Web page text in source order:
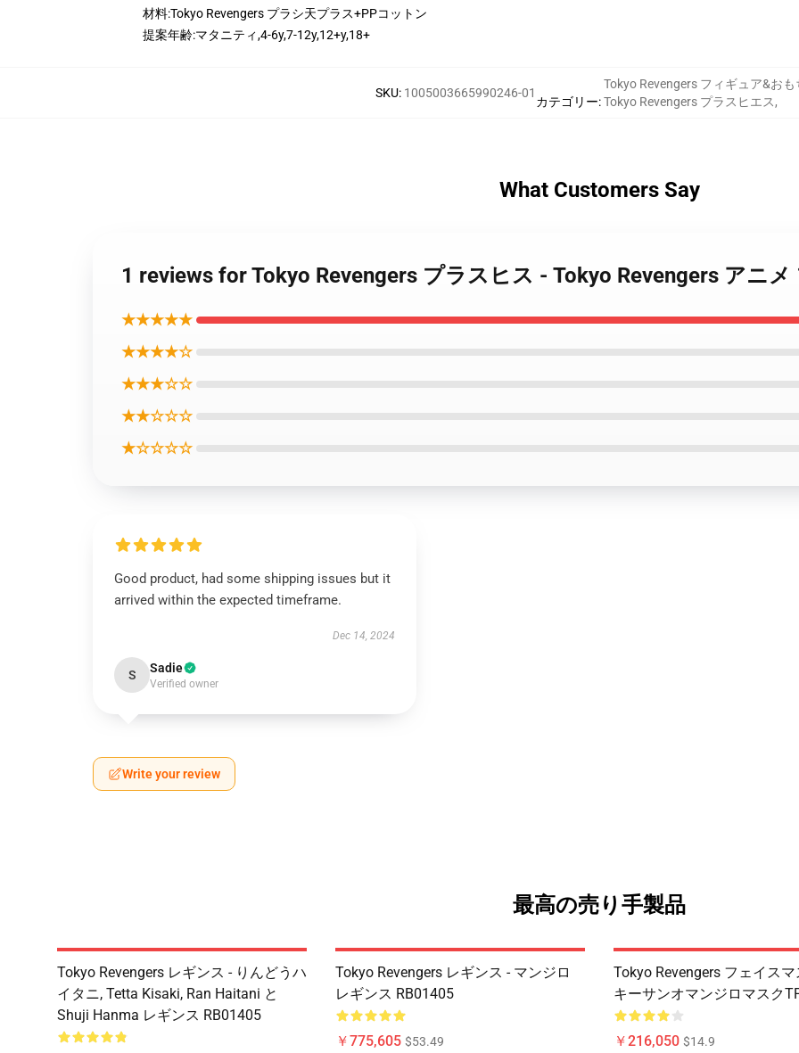
材料:Tokyo Revengers プラシ天プラス+PPコットン
提案年齢:マタニティ,4-6y,7-12y,12+y,18+
SKU: 1005003665990246-01
カテゴリー:
Tokyo Revengers フィギュア&おも
Tokyo Revengers プラスヒエス,
What Customers Say
1 reviews for Tokyo Revengers プラスヒス - Tokyo Revengers アニメ
★★★★★
★★★★☆
★★★☆☆
★★☆☆☆
★☆☆☆☆
Good product, had some shipping issues but it
arrived within the expected timeframe.
Dec 14, 2024
S Sadie
Verified owner
Write your review
最高の売り手製品
Tokyo Revengers レギンス - りんどうハ
イタニ, Tetta Kisaki, Ran Haitani と
Shuji Hanma レギンス RB01405
Tokyo Revengers レギンス - マンジロ
レギンス RB01405
￥775,605 $53.49
Tokyo Revengers フェイスマ
キーサンオマンジロマスク
￥216,050 $14.9